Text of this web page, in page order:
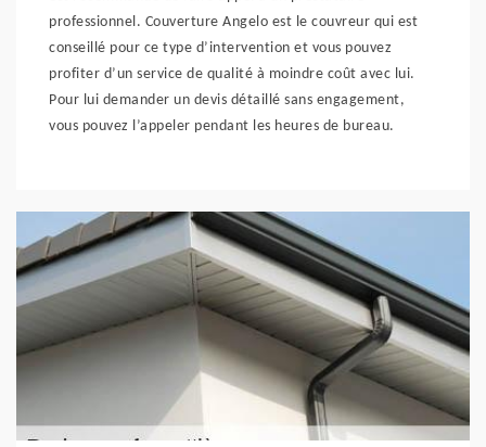
professionnel. Couverture Angelo est le couvreur qui est
conseillé pour ce type d’intervention et vous pouvez
profiter d’un service de qualité à moindre coût avec lui.
Pour lui demander un devis détaillé sans engagement,
vous pouvez l’appeler pendant les heures de bureau.